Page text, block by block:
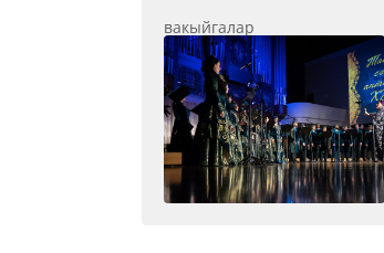
вакыйгалар